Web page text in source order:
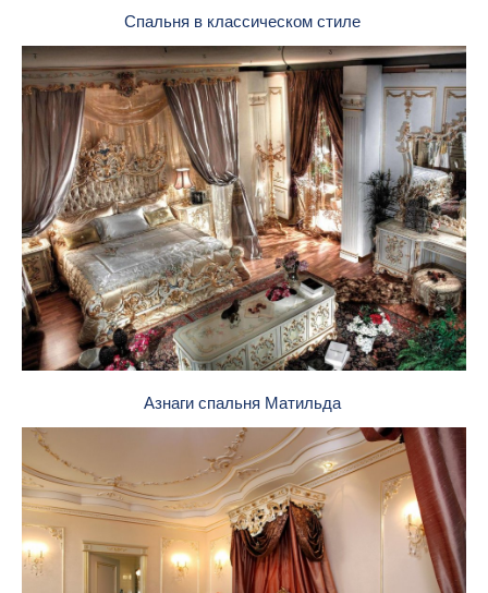
Спальня в классическом стиле
Азнаги спальня Матильда